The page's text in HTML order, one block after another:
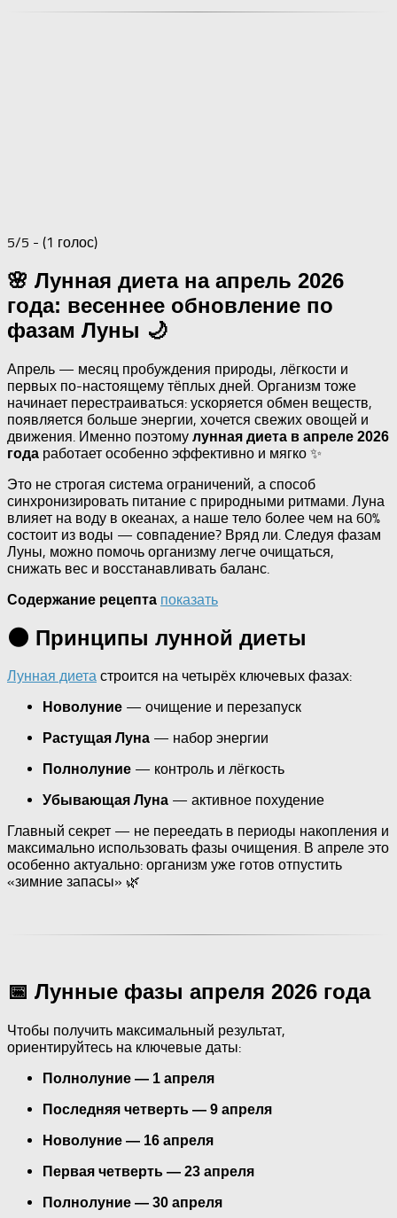
5/5 - (1 голос)
🌸 Лунная диета на апрель 2026
года: весеннее обновление по
фазам Луны 🌙
Апрель — месяц пробуждения природы, лёгкости и
первых по-настоящему тёплых дней. Организм тоже
начинает перестраиваться: ускоряется обмен веществ,
появляется больше энергии, хочется свежих овощей и
движения. Именно поэтому лунная диета в апреле 2026
года работает особенно эффективно и мягко ✨
Это не строгая система ограничений, а способ
синхронизировать питание с природными ритмами. Луна
влияет на воду в океанах, а наше тело более чем на 60%
состоит из воды — совпадение? Вряд ли. Следуя фазам
Луны, можно помочь организму легче очищаться,
снижать вес и восстанавливать баланс.
Содержание рецепта показать
🌑 Принципы лунной диеты
Лунная диета строится на четырёх ключевых фазах:
Новолуние — очищение и перезапуск
Растущая Луна — набор энергии
Полнолуние — контроль и лёгкость
Убывающая Луна — активное похудение
Главный секрет — не переедать в периоды накопления и
максимально использовать фазы очищения. В апреле это
особенно актуально: организм уже готов отпустить
«зимние запасы» 🌿
📅 Лунные фазы апреля 2026 года
Чтобы получить максимальный результат,
ориентируйтесь на ключевые даты:
Полнолуние — 1 апреля
Последняя четверть — 9 апреля
Новолуние — 16 апреля
Первая четверть — 23 апреля
Полнолуние — 30 апреля